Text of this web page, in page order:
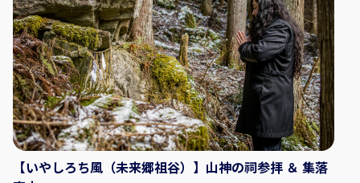
を映す新茶と、自ら火にかけて焙煎し仕上げるほうじ茶。香り
が立ちのぼる瞬間 ー そこには、祖谷の暮らしの温もりが宿って
います。 ◇料金（お一人様） （小学生以上）：2,200円 ◇時
間・期間 体験可能な時間： ① 10:00～ ② 13:00～ 所要時間：約
1時間 ◇人数・年齢制限 最少催行人数：2名 最高人数：4名 ※1
名の場合は要相談・内容により実施可否判断 ◇注意事項 ・冬季
のご来訪について： ① 冬季は雪が降る場合があります。 ノーマ
ルタイヤでの走行は大変危険ですのでお控えください。 ② 集落
までは山道や急な坂道がございます。 ③ 運転に不安のある方
や、雪道に慣れていない方は、 タクシーの利用をご検討くださ
【いやしろち風（未来郷祖谷）】山神の祠参拝 ＆ 集落